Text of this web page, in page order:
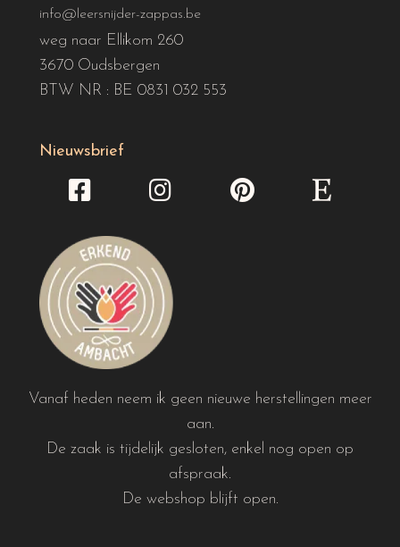
info@leersnijder-zappas.be
weg naar Ellikom 260
3670 Oudsbergen
BTW NR : BE 0831 032 553
Nieuwsbrief
Vanaf heden neem ik geen nieuwe herstellingen meer
aan.
De zaak is tijdelijk gesloten, enkel nog open op
afspraak.
De webshop blijft open.